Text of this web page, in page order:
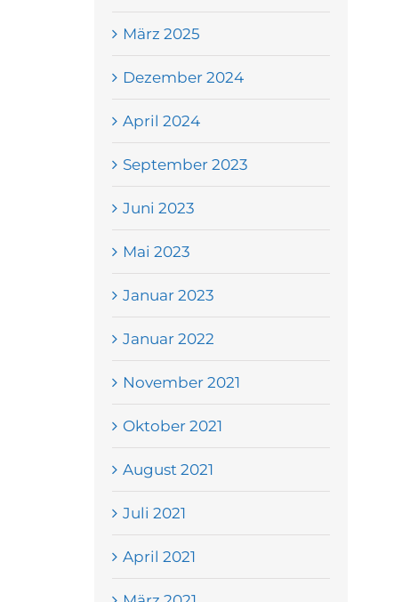
März 2025
Dezember 2024
April 2024
September 2023
Juni 2023
Mai 2023
Januar 2023
Januar 2022
November 2021
Oktober 2021
August 2021
Juli 2021
April 2021